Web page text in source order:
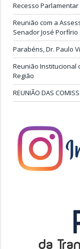
Recesso Parlamentar
Reunião com a
Senador José Porfírio
Parabéns, Dr. Paulo
Reunião Institucional
Região
REUNIÃO DAS